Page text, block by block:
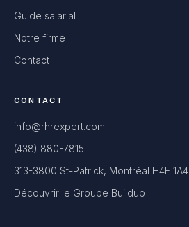
Guide salarial
Notre firme
Contact
CONTACT
info@rhrexpert.com
(438) 880-7815
313-3800 St-Patrick, Montréal H4E 1A4
Découvrir le Groupe Buildup